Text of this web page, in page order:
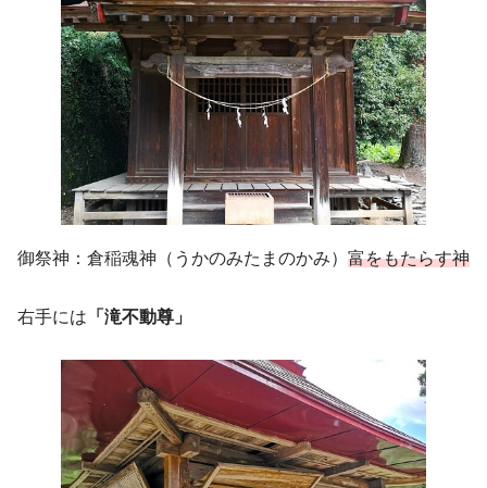
御祭神：倉稲魂神（うかのみたまのかみ） 富をもたらす神
右手には 「滝不動尊」